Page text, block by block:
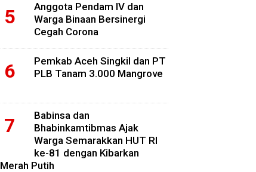
Anggota Pendam IV dan
Warga Binaan Bersinergi
Cegah Corona
Pemkab Aceh Singkil dan PT
PLB Tanam 3.000 Mangrove
Babinsa dan
Bhabinkamtibmas Ajak
Warga Semarakkan HUT RI
ke-81 dengan Kibarkan
Merah Putih